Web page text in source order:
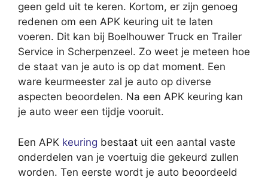
geen geld uit te keren. Kortom, er zijn genoeg
redenen om een APK keuring uit te laten
voeren. Dit kan bij Boelhouwer Truck en Trailer
Service in Scherpenzeel. Zo weet je meteen hoe
de staat van je auto is op dat moment. Een
ware keurmeester zal je auto op diverse
aspecten beoordelen. Na een APK keuring kan
je auto weer een tijdje vooruit.
Een APK keuring bestaat uit een aantal vaste
onderdelen van je voertuig die gekeurd zullen
worden. Ten eerste wordt je auto beoordeeld